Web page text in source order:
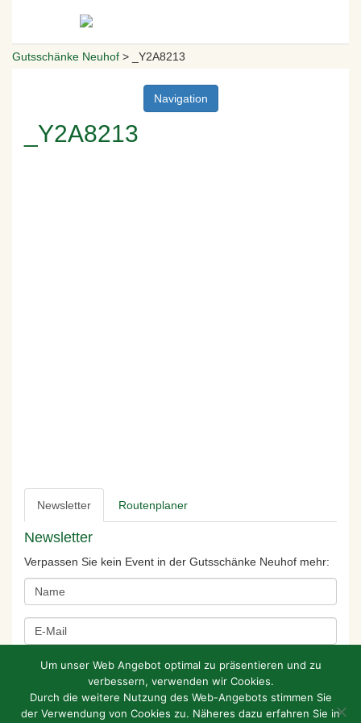
Gutsschänke Neuhof > _Y2A8213
Navigation
_Y2A8213
Newsletter Routenplaner
Newsletter
Verpassen Sie kein Event in der Gutsschänke Neuhof mehr:
Um unser Web Angebot optimal zu präsentieren und zu
verbessern, verwenden wir Cookies.
Durch die weitere Nutzung des Web-Angebots stimmen Sie
der Verwendung von Cookies zu. Näheres dazu erfahren Sie in